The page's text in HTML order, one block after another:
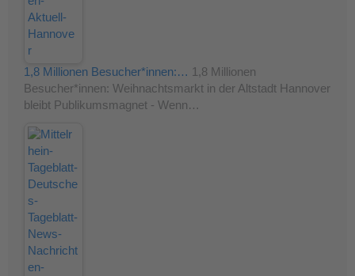
1,8 Millionen Besucher*innen:… 1,8 Millionen
Besucher*innen: Weihnachtsmarkt in der Altstadt Hannover
bleibt Publikumsmagnet - Wenn…